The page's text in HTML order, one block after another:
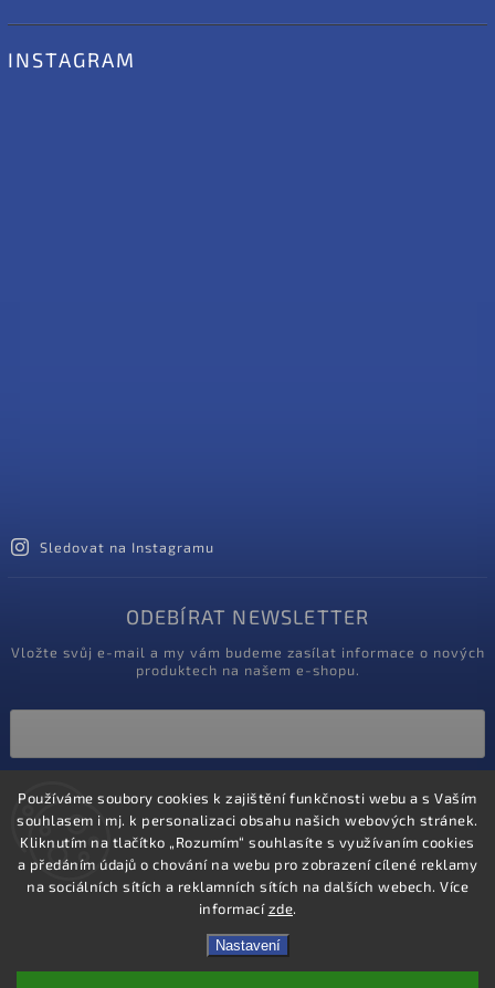
Používáme soubory cookies k zajištění funkčnosti webu a s Vaším
souhlasem i mj. k personalizaci obsahu našich webových stránek.
Kliknutím na tlačítko „Rozumím“ souhlasíte s využívaním cookies
a předáním údajů o chování na webu pro zobrazení cílené reklamy
na sociálních sítích a reklamních sítích na dalších webech. Více
informacízde.
Nastavení
INSTAGRAM
Sledovat na Instagramu
ODEBÍRAT NEWSLETTER
Vložte svůj e-mail a my vám budeme zasílat informace o nových
produktech na našem e-shopu.
podmínkami ochrany osobních údajů
Přihlásit se